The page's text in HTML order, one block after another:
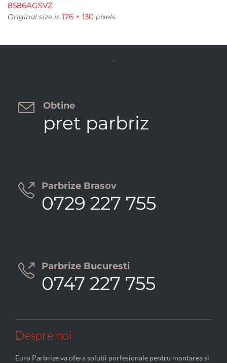
8586AGSVZ
Original size is 176 × 130 pixels
 Obtine
pret parbriz
 Parbrize Brasov
0729 227 755
 Parbrize Bucuresti
0747 227 755
Despre noi
Euro Parbrize va ofera solutii porfesionale pentru montarea si